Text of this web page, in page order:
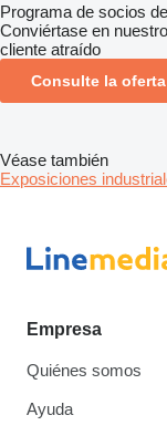
Programa de socios
Conviértase en
cliente atraído
Consulte la oferta
Véase también
Exposiciones
Empresa
Quiénes somos
Ayuda